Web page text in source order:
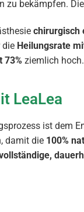
zu bekämpfen.
chirurgisch
die Heilungsrate
73% ziemlich hoch.
LeaLea
ist dem
damit die 100%